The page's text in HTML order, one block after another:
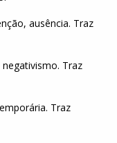
ausência. Traz
Traz
Traz